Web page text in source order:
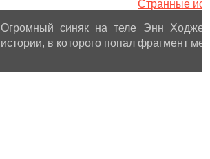
Огромный синяк на теле Энн
истории, в которого попал фрагмент